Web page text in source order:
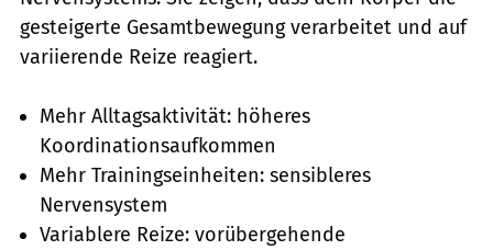
gesteigerte Gesamtbewegung verarbeitet und auf
variierende Reize reagiert.
Mehr Alltagsaktivität: höheres
Koordinationsaufkommen
Mehr Trainingseinheiten: sensibleres
Nervensystem
Variablere Reize: vorübergehende